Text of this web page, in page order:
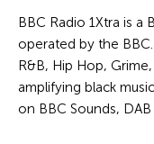
BBC Radio 1Xtra is a
operated by the
R&B, Hip Hop,
amplifying black
on BBC Sounds,